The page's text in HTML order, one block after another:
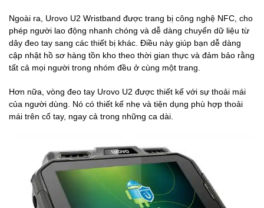
Ngoài ra, Urovo U2 Wristband được trang bị công nghệ NFC, cho
phép người lao động nhanh chóng và dễ dàng chuyển dữ liệu từ
dây đeo tay sang các thiết bị khác. Điều này giúp bạn dễ dàng
cập nhật hồ sơ hàng tồn kho theo thời gian thực và đảm bảo rằng
tất cả mọi người trong nhóm đều ở cùng một trang.
Hơn nữa, vòng đeo tay Urovo U2 được thiết kế với sự thoải mái
của người dùng. Nó có thiết kế nhẹ và tiện dụng phù hợp thoải
mái trên cổ tay, ngay cả trong những ca dài.